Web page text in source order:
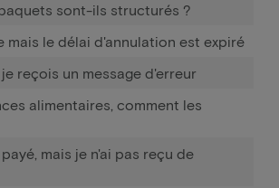
sont-ils structurés ?
mais le délai d'annulation est expiré
reçois un message d'erreur
alimentaires, comment les
mais je n'ai pas reçu de